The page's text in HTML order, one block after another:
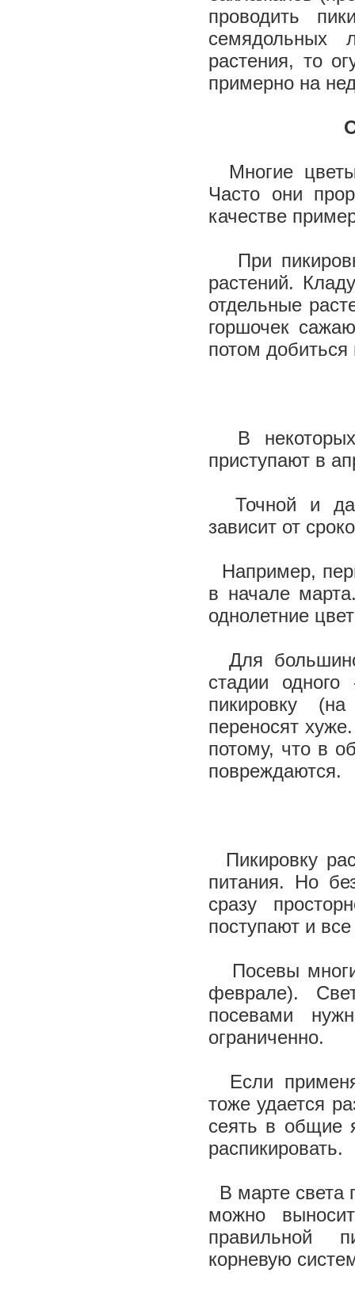
проводить
семядольных
растения, то
примерно на
Многие
Часто они
качестве
При
растений.
отдельные
горшочек
потом
В некоторых
приступают в
Точной и
зависит от
Например,
в начале
однолетние
Для
стадии
пикировку
переносят
потому, что в
повреждаются.
Пикировку
питания. Но
сразу
поступают и
Посевы
феврале).
посевами
ограниченно.
Если
тоже удается
сеять в общие
распикировать.
В марте света
можно
правильной
корневую